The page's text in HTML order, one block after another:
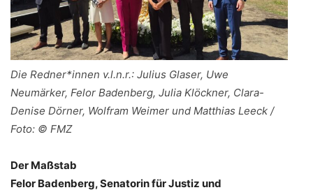
Die Redner*innen v.l.n.r.: Julius Glaser, Uwe
Neumärker, Felor Badenberg, Julia Klöckner, Clara-
Denise Dörner, Wolfram Weimer und Matthias Leeck /
Foto: © FMZ
Der Maßstab
Felor Badenberg, Senatorin für Justiz und